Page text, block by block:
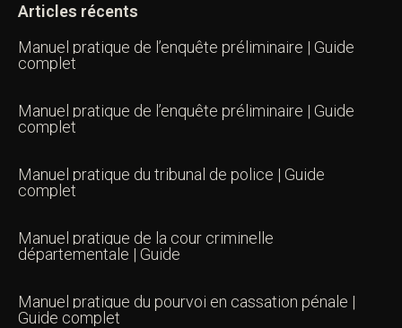
Articles récents
Manuel pratique de l’enquête préliminaire | Guide
complet
Manuel pratique de l’enquête préliminaire | Guide
complet
Manuel pratique du tribunal de police | Guide
complet
Manuel pratique de la cour criminelle
départementale | Guide
Manuel pratique du pourvoi en cassation pénale |
Guide complet